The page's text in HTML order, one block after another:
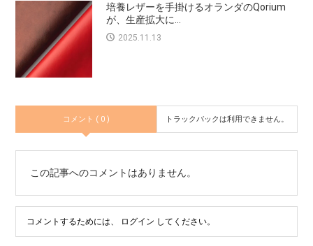
培養レザーを手掛けるオランダのQorium
が、生産拡大に...
2025.11.13
コメント ( 0 ) トラックバックは利用できません。
この記事へのコメントはありません。
コメントするためには、 ログイン してください。